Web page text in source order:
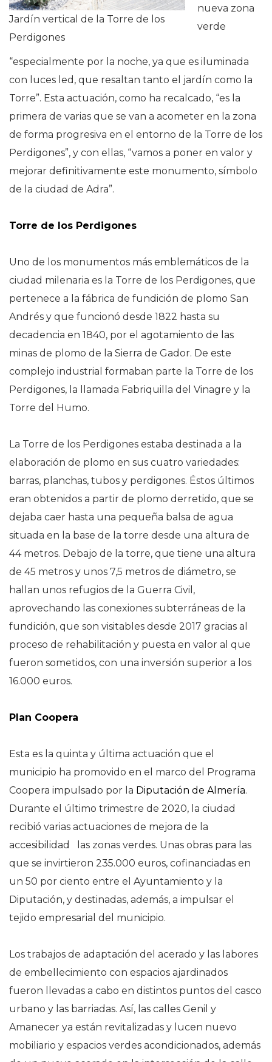
Jardín vertical de la Torre de los
Perdigones
nueva zona
verde
“especialmente por la noche, ya que es iluminada
con luces led, que resaltan tanto el jardín como la
Torre”. Esta actuación, como ha recalcado, “es la
primera de varias que se van a acometer en la zona
de forma progresiva en el entorno de la Torre de los
Perdigones”, y con ellas, “vamos a poner en valor y
mejorar definitivamente este monumento, símbolo
de la ciudad de Adra”.
Torre de los Perdigones
Uno de los monumentos más emblemáticos de la
ciudad milenaria es la Torre de los Perdigones, que
pertenece a la fábrica de fundición de plomo San
Andrés y que funcionó desde 1822 hasta su
decadencia en 1840, por el agotamiento de las
minas de plomo de la Sierra de Gador. De este
complejo industrial formaban parte la Torre de los
Perdigones, la llamada Fabriquilla del Vinagre y la
Torre del Humo.
La Torre de los Perdigones estaba destinada a la
elaboración de plomo en sus cuatro variedades:
barras, planchas, tubos y perdigones. Éstos últimos
eran obtenidos a partir de plomo derretido, que se
dejaba caer hasta una pequeña balsa de agua
situada en la base de la torre desde una altura de
44 metros. Debajo de la torre, que tiene una altura
de 45 metros y unos 7,5 metros de diámetro, se
hallan unos refugios de la Guerra Civil,
aprovechando las conexiones subterráneas de la
fundición, que son visitables desde 2017 gracias al
proceso de rehabilitación y puesta en valor al que
fueron sometidos, con una inversión superior a los
16.000 euros.
Plan Coopera
Esta es la quinta y última actuación que el
municipio ha promovido en el marco del Programa
Coopera impulsado por la Diputación de Almería.
Durante el último trimestre de 2020, la ciudad
recibió varias actuaciones de mejora de la
accesibilidad las zonas verdes. Unas obras para las
que se invirtieron 235.000 euros, cofinanciadas en
un 50 por ciento entre el Ayuntamiento y la
Diputación, y destinadas, además, a impulsar el
tejido empresarial del municipio.
Los trabajos de adaptación del acerado y las labores
de embellecimiento con espacios ajardinados
fueron llevadas a cabo en distintos puntos del casco
urbano y las barriadas. Así, las calles Genil y
Amanecer ya están revitalizadas y lucen nuevo
mobiliario y espacios verdes acondicionados, además